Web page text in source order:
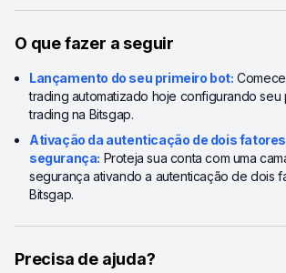
O que fazer a seguir
Lançamento do seu primeiro bot:
trading automatizado hoje configurando seu
trading na Bitsgap.
Ativação da autenticação de dois fatores
segurança: Proteja sua conta com uma
segurança ativando a autenticação de dois
Bitsgap.
Precisa de ajuda?